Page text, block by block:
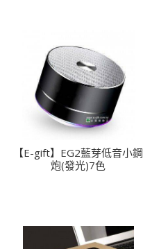
【E-gift】EG2藍芽低音小鋼
炮(發光)7色